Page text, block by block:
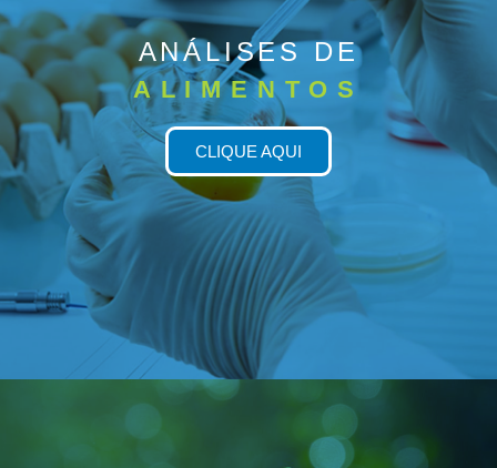
ANÁLISES DE
ALIMENTOS
CLIQUE AQUI